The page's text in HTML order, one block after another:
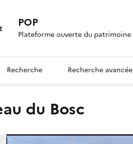
POP
Plateforme ouverte du patrimoine
Recherche Recherche avancée
du Bosc